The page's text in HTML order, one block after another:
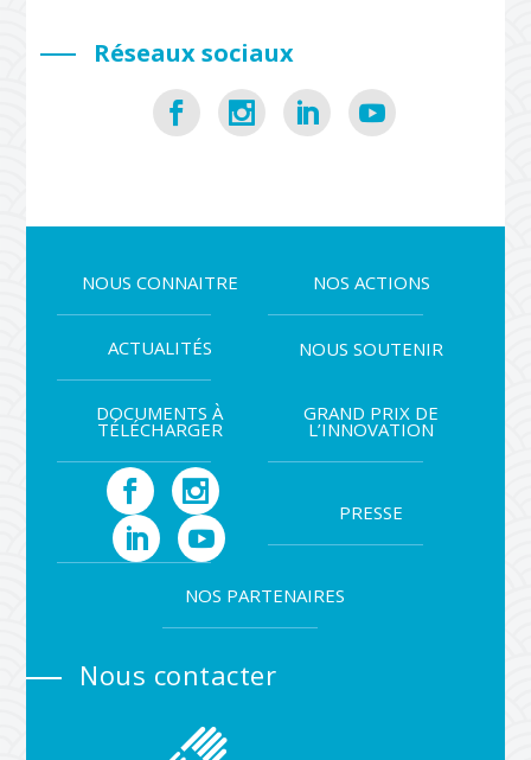
Réseaux sociaux
NOUS CONNAITRE NOS ACTIONS
ACTUALITÉS NOUS SOUTENIR
DOCUMENTS À
TÉLÉCHARGER
GRAND PRIX DE
L’INNOVATION
PRESSE
NOS PARTENAIRES
Nous contacter